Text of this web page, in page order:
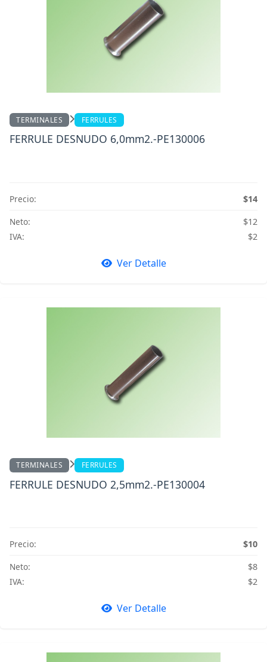
TERMINALES FERRULES
FERRULE DESNUDO 6,0mm2.-PE130006
Precio:
$14
Neto:
$12
IVA:
$2
Ver Detalle
TERMINALES FERRULES
FERRULE DESNUDO 2,5mm2.-PE130004
Precio:
$10
Neto:
$8
IVA:
$2
Ver Detalle